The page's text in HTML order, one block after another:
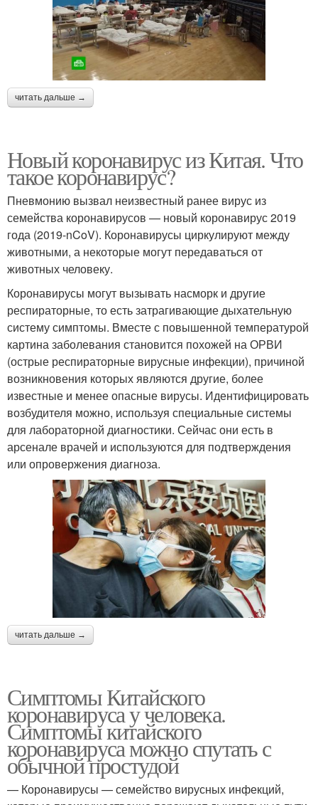
читать дальше →
Новый коронавирус из Китая. Что
такое коронавирус?
Пневмонию вызвал неизвестный ранее вирус из
семейства коронавирусов — новый коронавирус 2019
года (2019-nCoV). Коронавирусы циркулируют между
животными, а некоторые могут передаваться от
животных человеку.
Коронавирусы могут вызывать насморк и другие
респираторные, то есть затрагивающие дыхательную
систему симптомы. Вместе с повышенной температурой
картина заболевания становится похожей на ОРВИ
(острые респираторные вирусные инфекции), причиной
возникновения которых являются другие, более
известные и менее опасные вирусы. Идентифицировать
возбудителя можно, используя специальные системы
для лабораторной диагностики. Сейчас они есть в
арсенале врачей и используются для подтверждения
или опровержения диагноза.
читать дальше →
Симптомы Китайского
коронавируса у человека.
Симптомы китайского
коронавируса можно спутать с
обычной простудой
— Коронавирусы — семейство вирусных инфекций,